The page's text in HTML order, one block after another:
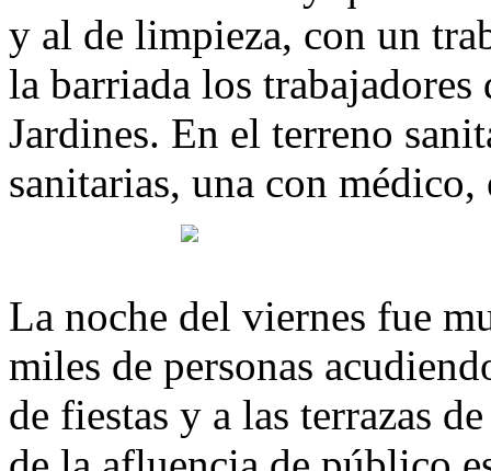
y al de limpieza, con un
la barriada los
Jardines. En el terreno
sanitarias, una con
La noche del viernes fue
miles de personas
de fiestas y a las terrazas